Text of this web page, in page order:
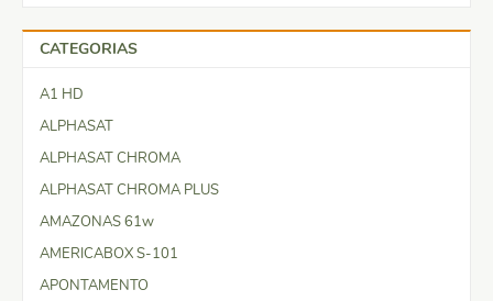
CATEGORIAS
A1 HD
ALPHASAT
ALPHASAT CHROMA
ALPHASAT CHROMA PLUS
AMAZONAS 61w
AMERICABOX S-101
APONTAMENTO